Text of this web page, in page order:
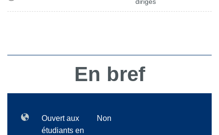
En bref
Ouvert aux
étudiants en
Non